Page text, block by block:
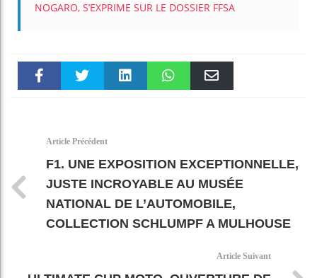
NOGARO, S’EXPRIME SUR LE DOSSIER FFSA
Article Précédent
F1. UNE EXPOSITION EXCEPTIONNELLE,
JUSTE INCROYABLE AU MUSÉE
NATIONAL DE L’AUTOMOBILE,
COLLECTION SCHLUMPF A MULHOUSE
Article Suivant